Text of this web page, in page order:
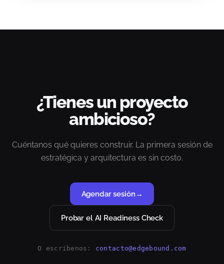
¿Tienes un proyecto
ambicioso?
Cuéntanos qué quieres construir. La primera sesión de
estratégica y arquitectura es sin costo.
Agendar sesión →
Probar el AI Readiness Check
O escríbenos: contacto@edgebound.com